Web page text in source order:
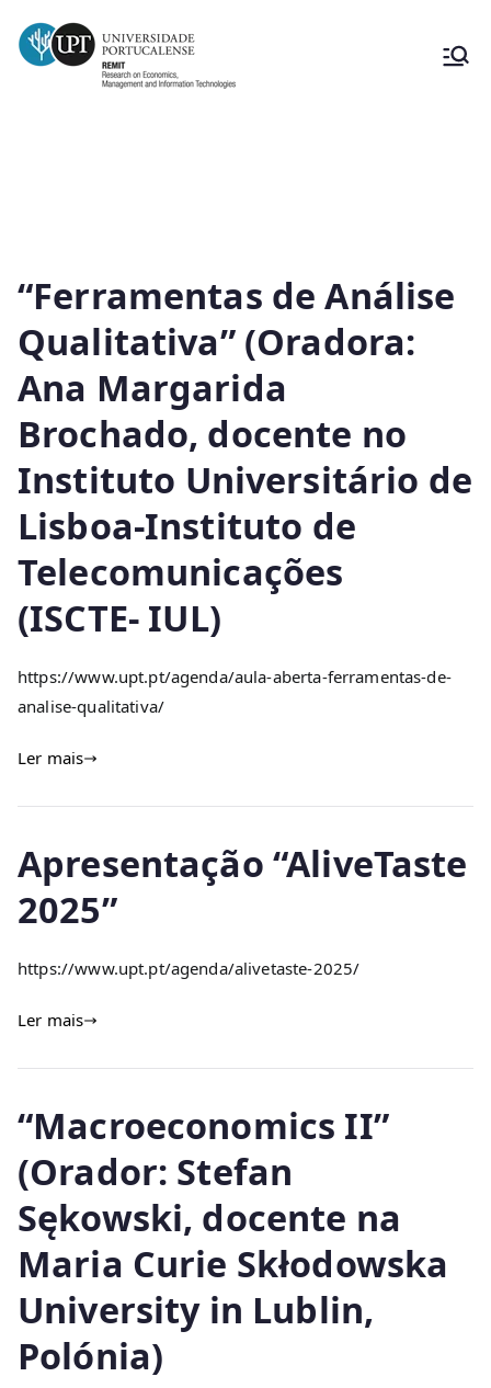
“Ferramentas de Análise
Qualitativa” (Oradora:
Ana Margarida
Brochado, docente no
Instituto Universitário de
Lisboa-Instituto de
Telecomunicações
(ISCTE- IUL)
https://www.upt.pt/agenda/aula-aberta-ferramentas-de-
analise-qualitativa/
Ler mais
Apresentação “AliveTaste
2025”
https://www.upt.pt/agenda/alivetaste-2025/
Ler mais
“Macroeconomics II”
(Orador: Stefan
Sękowski, docente na
Maria Curie Skłodowska
University in Lublin,
Polónia)